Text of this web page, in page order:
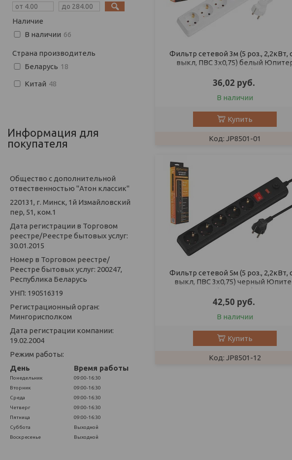
Фильтр сетевой 3м (5 роз., 2,2кВт,
выкл, ПВС 3х0,75) белый
(ЮПИТЕР)
36,02 руб.
В наличии
Купить
JP8501-01
Фильтр сетевой 5м (5 роз., 2,2кВт,
выкл, ПВС 3х0,75) черный
(ЮПИТЕР)
42,50 руб.
В наличии
Купить
JP8501-12
Наличие
В наличии 66
Страна производитель
Беларусь 18
Китай 48
Информация для
покупателя
Общество с дополнительной
отвественностью "Атон классик"
220131, г. Минск, 1й Измайловский
пер, 51, ком.1
Дата регистрации в Торговом
реестре/Реестре бытовых услуг:
30.01.2015
Номер в Торговом реестре/
Реестре бытовых услуг: 200247,
Республика Беларусь
УНП: 190516319
Регистрационный орган:
Мингорисполком
Дата регистрации компании:
19.02.2004
Режим работы:
День
Время работы
Понедельник
09:00-16:30
Вторник
09:00-16:30
Среда
09:00-16:30
Четверг
09:00-16:30
Пятница
09:00-16:30
Суббота
Выходной
Воскресенье
Выходной